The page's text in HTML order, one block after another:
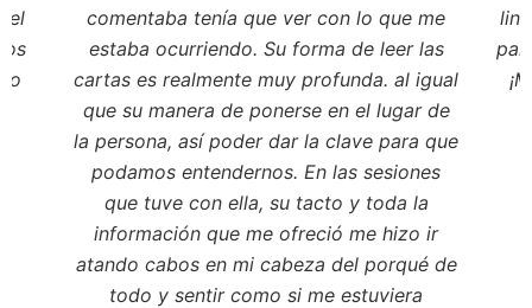
lo
comentaba tenía que ver con lo que me
estaba ocurriendo. Su forma de leer las
cartas es realmente muy profunda. al igual
que su manera de ponerse en el lugar de
la persona, así poder dar la clave para que
podamos entendernos. En las sesiones
que tuve con ella, su tacto y toda la
información que me ofreció me hizo ir
atando cabos en mi cabeza del porqué de
todo y sentir como si me estuviera
¡